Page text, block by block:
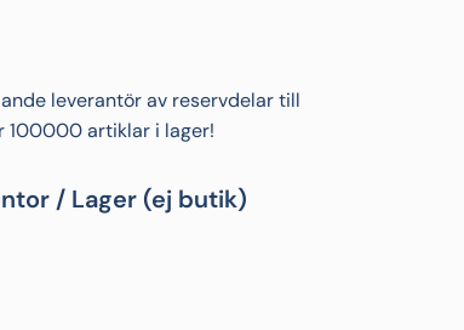
leverantör av reservdelar till
100000 artiklar i lager!
/ Lager (ej butik)